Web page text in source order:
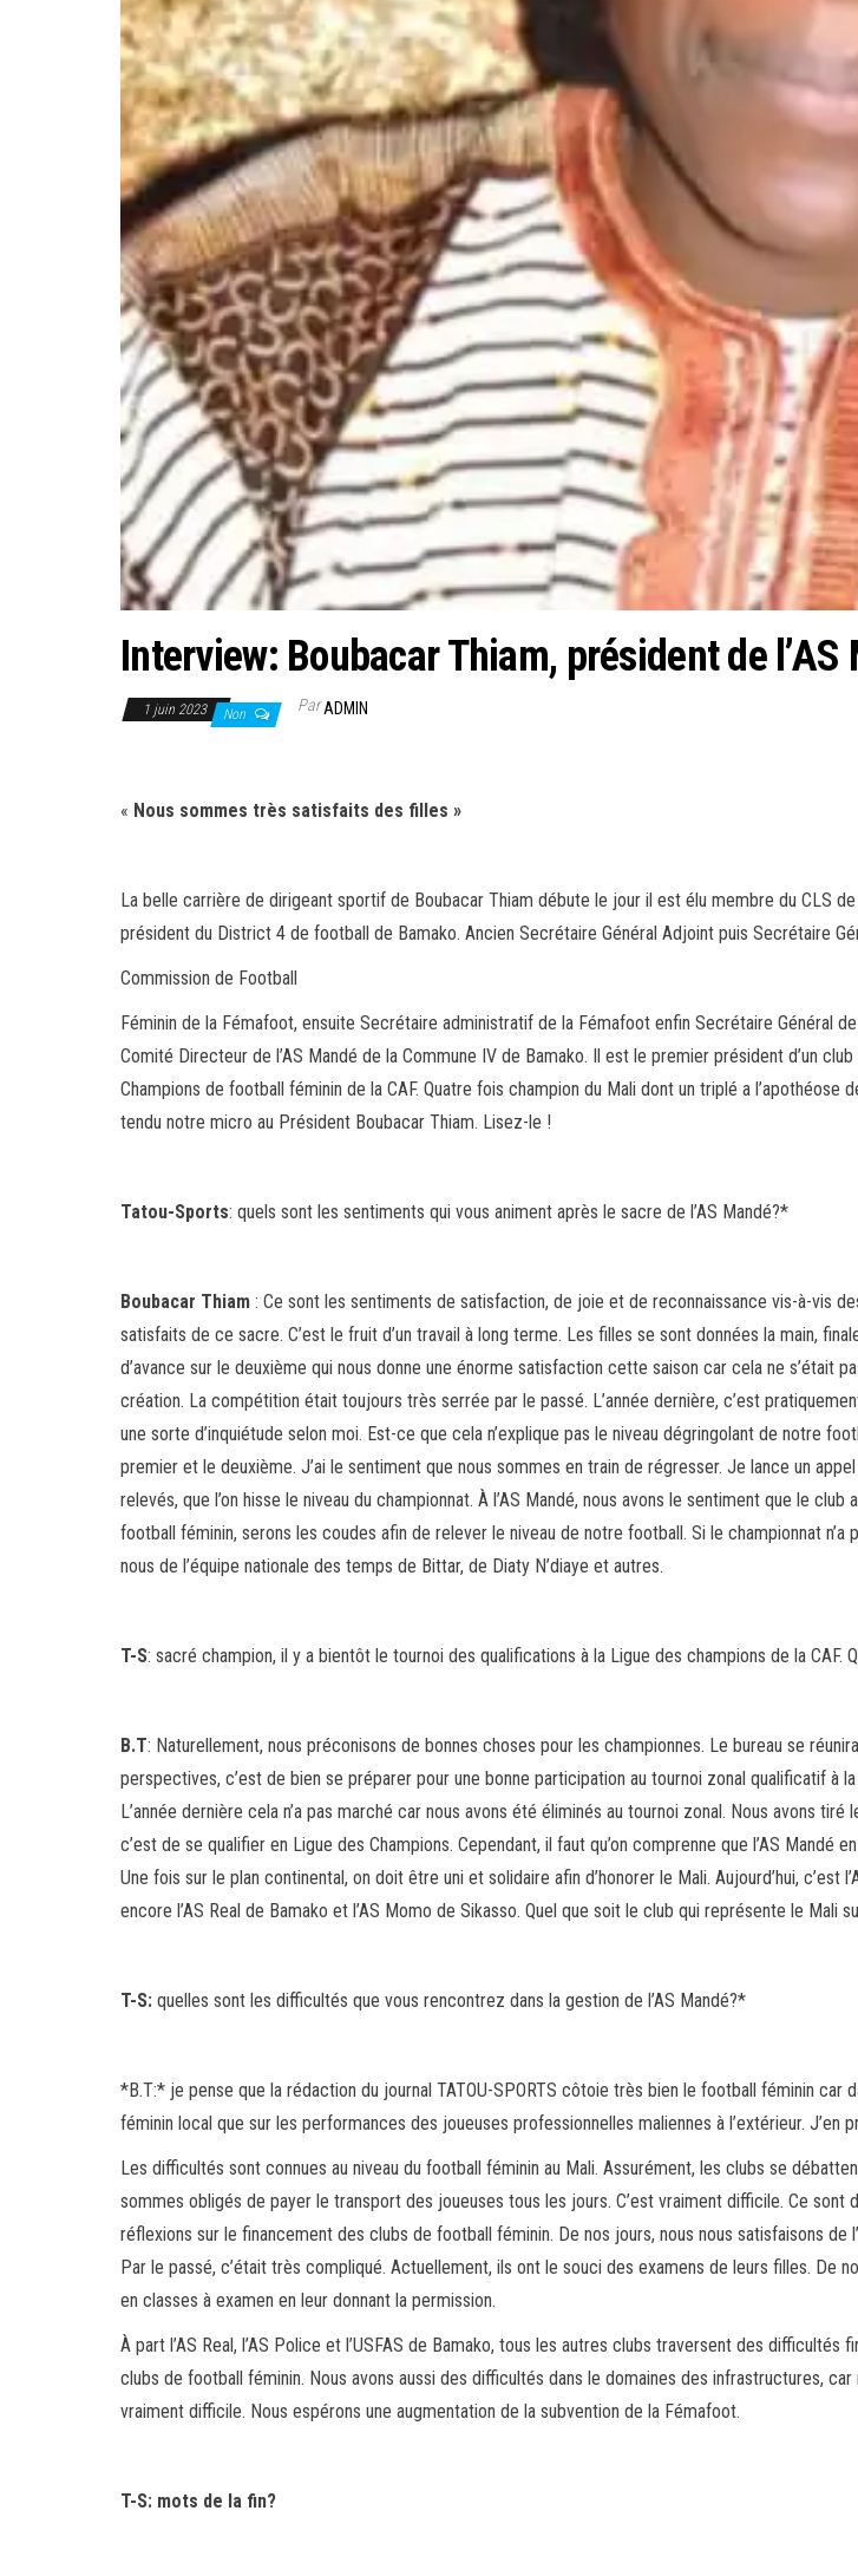
Interview: Boubacar Thiam, président de
1 juin 2023 Non ParADMIN
« Nous sommes très satisfaits des filles »
La belle carrière de dirigeant sportif de Boubacar Thiam débute le jour il est élu membre du CLS
président du District 4 de football de Bamako. Ancien Secrétaire Général Adjoint puis Secrétaire
Commission de Football
Féminin de la Fémafoot, ensuite Secrétaire administratif de la Fémafoot enfin Secrétaire Général
Comité Directeur de l’AS Mandé de la Commune IV de Bamako. Il est le premier président d’un
Champions de football féminin de la CAF. Quatre fois champion du Mali dont un triplé a l’apothéose
tendu notre micro au Président Boubacar Thiam. Lisez-le !
Tatou-Sports: quels sont les sentiments qui vous animent après le sacre de l’AS Mandé?*
Boubacar Thiam : Ce sont les sentiments de satisfaction, de joie et de reconnaissance vis-à-vis
satisfaits de ce sacre. C’est le fruit d’un travail à long terme. Les filles se sont données la main,
d’avance sur le deuxième qui nous donne une énorme satisfaction cette saison car cela ne s’était
création. La compétition était toujours très serrée par le passé. L’année dernière, c’est
une sorte d’inquiétude selon moi. Est-ce que cela n’explique pas le niveau dégringolant de notre
premier et le deuxième. J’ai le sentiment que nous sommes en train de régresser. Je lance un
relevés, que l’on hisse le niveau du championnat. À l’AS Mandé, nous avons le sentiment que le
football féminin, serons les coudes afin de relever le niveau de notre football. Si le championnat
nous de l’équipe nationale des temps de Bittar, de Diaty N’diaye et autres.
T-S: sacré champion, il y a bientôt le tournoi des qualifications à la Ligue des champions de la CAF.
B.T: Naturellement, nous préconisons de bonnes choses pour les championnes. Le bureau se
perspectives, c’est de bien se préparer pour une bonne participation au tournoi zonal qualificatif à
L’année dernière cela n’a pas marché car nous avons été éliminés au tournoi zonal. Nous avons
c’est de se qualifier en Ligue des Champions. Cependant, il faut qu’on comprenne que l’AS
Une fois sur le plan continental, on doit être uni et solidaire afin d’honorer le Mali. Aujourd’hui, c’est
encore l’AS Real de Bamako et l’AS Momo de Sikasso. Quel que soit le club qui représente le Mali
T-S: quelles sont les difficultés que vous rencontrez dans la gestion de l’AS Mandé?*
*B.T:* je pense que la rédaction du journal TATOU-SPORTS côtoie très bien le football féminin car
féminin local que sur les performances des joueuses professionnelles maliennes à l’extérieur.
Les difficultés sont connues au niveau du football féminin au Mali. Assurément, les clubs se
sommes obligés de payer le transport des joueuses tous les jours. C’est vraiment difficile. Ce
réflexions sur le financement des clubs de football féminin. De nos jours, nous nous satisfaisons
Par le passé, c’était très compliqué. Actuellement, ils ont le souci des examens de leurs filles. De
en classes à examen en leur donnant la permission.
À part l’AS Real, l’AS Police et l’USFAS de Bamako, tous les autres clubs traversent des
clubs de football féminin. Nous avons aussi des difficultés dans le domaines des infrastructures, car
vraiment difficile. Nous espérons une augmentation de la subvention de la Fémafoot.
T-S: mots de la fin?